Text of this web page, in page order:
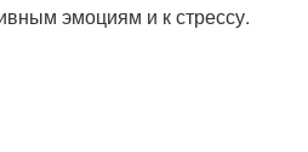
эмоциям и к стрессу.